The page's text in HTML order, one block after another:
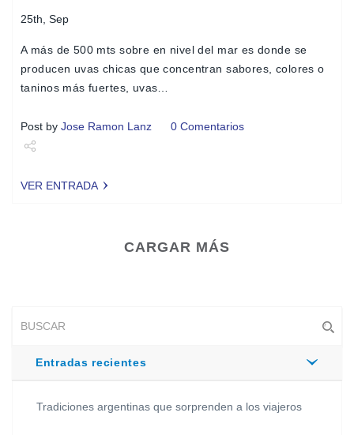
25th, Sep
A más de 500 mts sobre en nivel del mar es donde se
producen uvas chicas que concentran sabores, colores o
taninos más fuertes, uvas…
Post by Jose Ramon Lanz 0 Comentarios
VER ENTRADA
CARGAR MÁS
Entradas recientes
Tradiciones argentinas que sorprenden a los viajeros